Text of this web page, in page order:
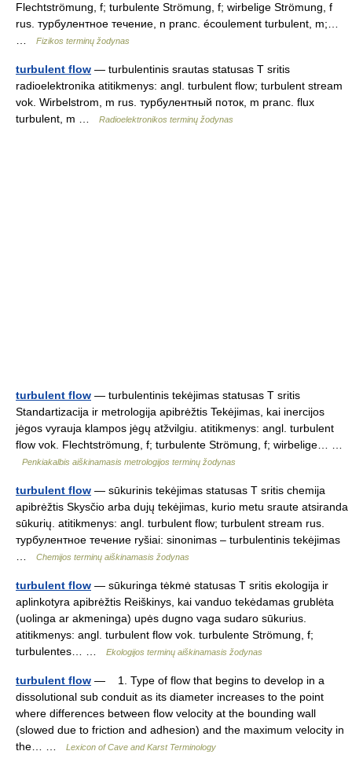
Flechtströmung, f; turbulente Strömung, f; wirbelige Strömung, f
rus. турбулентное течение, n pranc. écoulement turbulent, m;…
Fizikos terminų žodynas
turbulent flow — turbulentinis srautas statusas T sritis
radioelektronika atitikmenys: angl. turbulent flow; turbulent stream
vok. Wirbelstrom, m rus. турбулентный поток, m pranc. flux
turbulent, m …
Radioelektronikos terminų žodynas
turbulent flow — turbulentinis tekėjimas statusas T sritis
Standartizacija ir metrologija apibrėžtis Tekėjimas, kai inercijos
jėgos vyrauja klampos jėgų atžvilgiu. atitikmenys: angl. turbulent
flow vok. Flechtströmung, f; turbulente Strömung, f; wirbelige… …
Penkiakalbis aiškinamasis metrologijos terminų žodynas
turbulent flow — sūkurinis tekėjimas statusas T sritis chemija
apibrėžtis Skysčio arba dujų tekėjimas, kurio metu sraute atsiranda
sūkurių. atitikmenys: angl. turbulent flow; turbulent stream rus.
турбулентное течение ryšiai: sinonimas – turbulentinis tekėjimas
Chemijos terminų aiškinamasis žodynas
turbulent flow — sūkuringa tėkmė statusas T sritis ekologija ir
aplinkotyra apibrėžtis Reiškinys, kai vanduo tekėdamas grublėta
(uolinga ar akmeninga) upės dugno vaga sudaro sūkurius.
atitikmenys: angl. turbulent flow vok. turbulente Strömung, f;
turbulentes… …
Ekologijos terminų aiškinamasis žodynas
turbulent flow — 1. Type of flow that begins to develop in a
dissolutional sub conduit as its diameter increases to the point
where differences between flow velocity at the bounding wall
(slowed due to friction and adhesion) and the maximum velocity in
the… …
Lexicon of Cave and Karst Terminology